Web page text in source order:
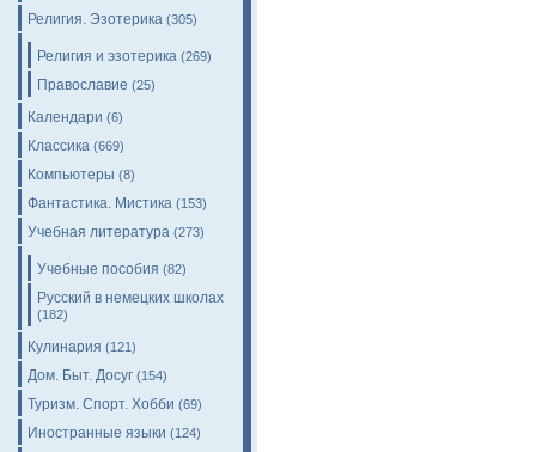
Религия. Эзотерика (305)
Религия и эзотерика (269)
Православие (25)
Календари (6)
Классика (669)
Компьютеры (8)
Фантастика. Мистика (153)
Учебная литература (273)
Учебные пособия (82)
Русский в немецких школах
(182)
Кулинария (121)
Дом. Быт. Досуг (154)
Туризм. Спорт. Хобби (69)
Иностранные языки (124)